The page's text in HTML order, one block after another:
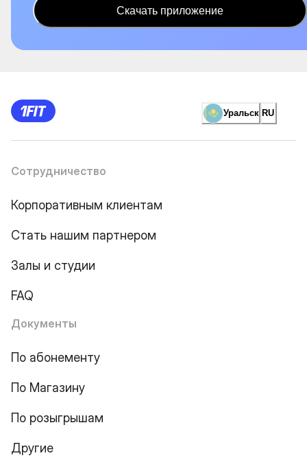
Скачать приложение
Уральск RU
Сотрудничество
Корпоративным клиентам
Стать нашим партнером
Залы и студии
FAQ
Документы
По абонементу
По Магазину
По розыгрышам
Другие